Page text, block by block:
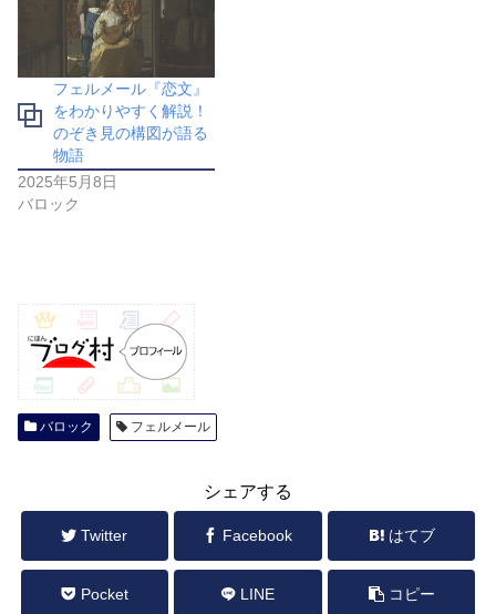
フェルメール『恋文』
をわかりやすく解説！
のぞき見の構図が語る
物語
2025年5月8日
バロック
バロック フェルメール
シェアする
Twitter Facebook はてブ
Pocket LINE コピー